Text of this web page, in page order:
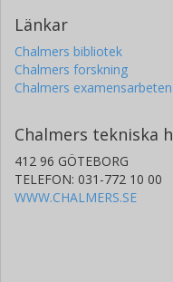
Länkar
Chalmers bibliotek
Chalmers forskning
Chalmers examensarbeten
Chalmers tekniska
412 96 GÖTEBORG
TELEFON: 031-772 10 00
WWW.CHALMERS.SE